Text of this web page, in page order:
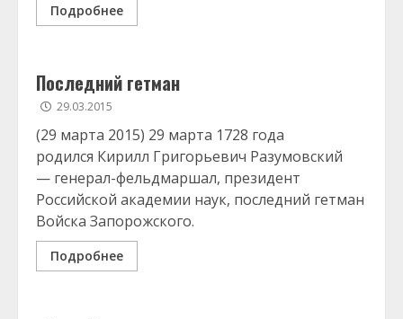
Подробнее
Последний гетман
29.03.2015
(29 марта 2015) 29 марта 1728 года
родился Кирилл Григорьевич Разумовский
— генерал-фельдмаршал, президент
Российской академии наук, последний гетман
Войска Запорожского.
Подробнее